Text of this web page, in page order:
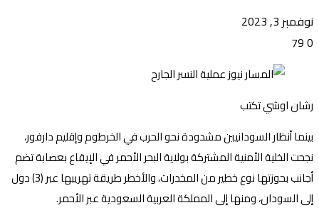
نوفمبر 3, 2023
0
رشان اوشي تكتب
بينما أنظار السودانيين مشدودة نحو الحرب في الخرطوم وإقليم دارفور،
نجحت الخلية الأمنية المشتركة بولاية البحر الأحمر في الإيقاع بعصابة تضم
أجانب بحوزتها نوع خطير من المخدرات، والأخطر طريقة تهريبها عبر (3) دول
إلى السودان، ومنها إلى المملكة العربية السعودية عبر الأحمر.